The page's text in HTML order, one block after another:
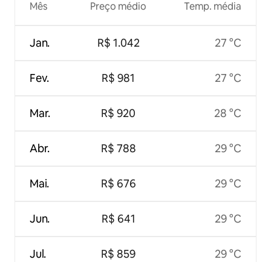
Mês
Jan.
Fev.
Mar.
Abr.
Mai.
Jun.
Jul.
Preço médio
R$ 1.042
R$ 981
R$ 920
R$ 788
R$ 676
R$ 641
R$ 859
Temp. média
27 °C
27 °C
28 °C
29 °C
29 °C
29 °C
29 °C